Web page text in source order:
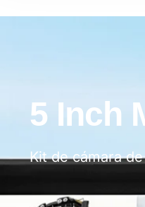
5 Inch
Kit de cámara